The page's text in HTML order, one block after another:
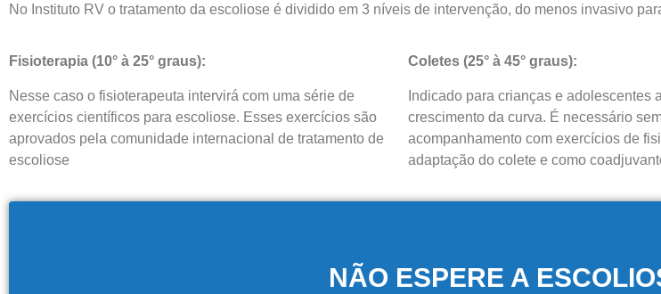
No Instituto RV o tratamento da escoliose é dividido em 3 níveis de intervenção, do menos invasivo
Fisioterapia (10° à 25° graus):
Nesse caso o fisioterapeuta intervirá com uma série de
exercícios científicos para escoliose. Esses exercícios são
aprovados pela comunidade internacional de tratamento de
escoliose
Coletes (25° à 45° graus):
Indicado para crianças e adolescentes
crescimento da curva. É necessário
acompanhamento com exercícios de
adaptação do colete e como
NÃO ESPERE A